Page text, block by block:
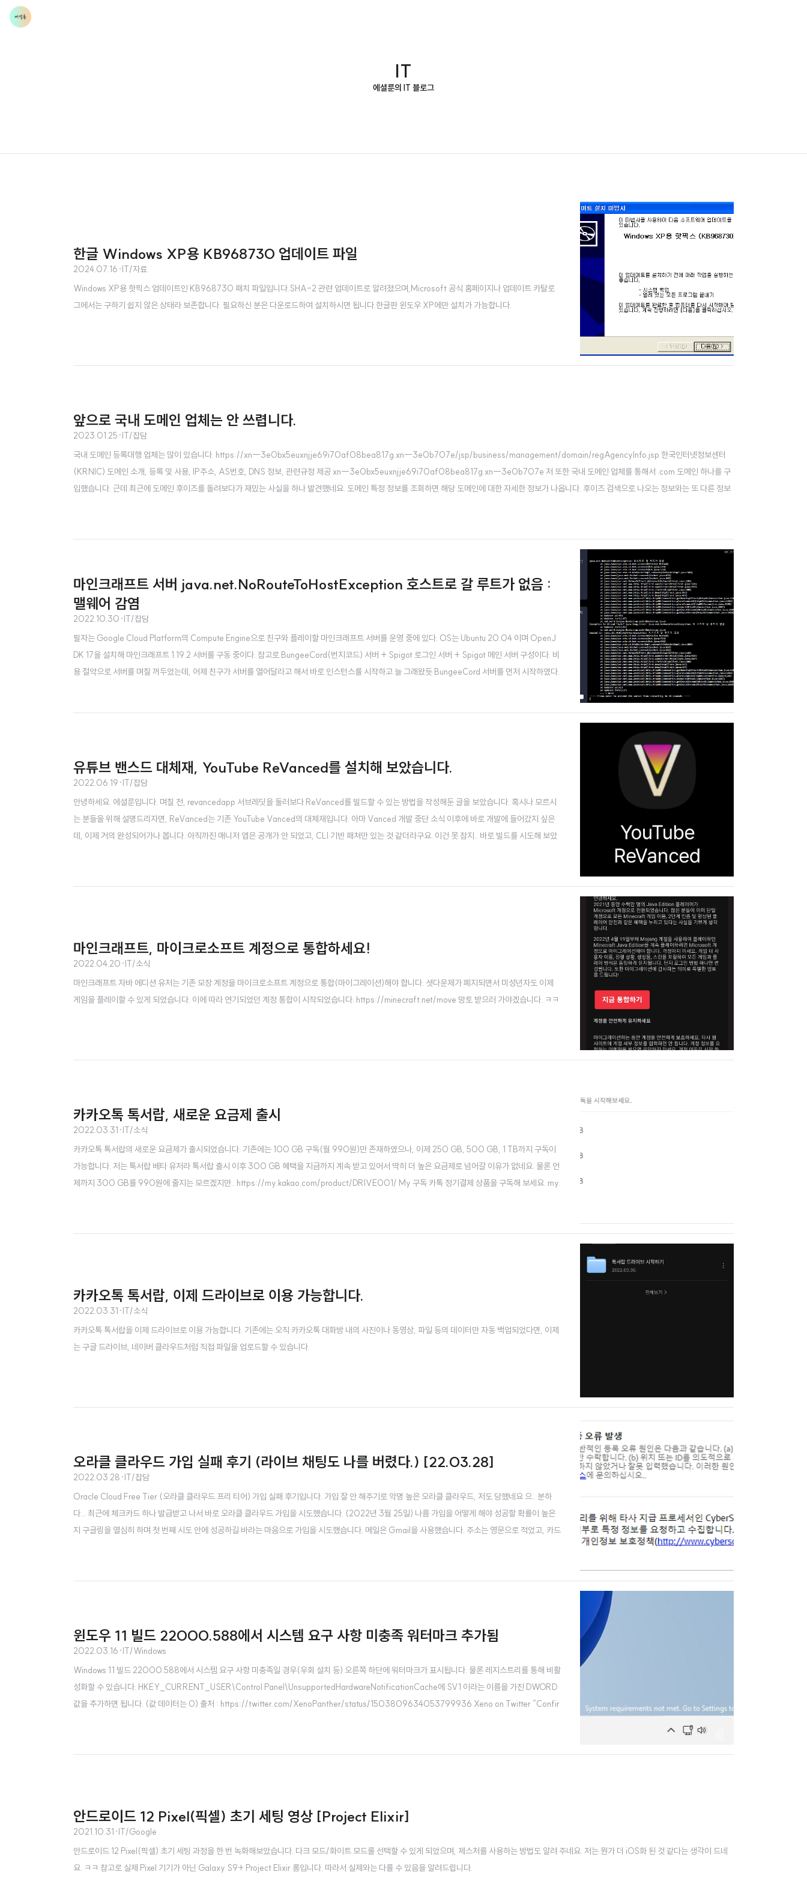
IT
에셜룬의 IT 블로그
한글 Windows XP용 KB968730 업데이트 파일
2024.07.16 ·IT/자료
Windows XP용 핫픽스 업데이트인 KB968730 패치 파일입니다.SHA-2 관련 업데이트로 알려졌으며,Microsoft 공식 홈페이지나 업데이트 카탈로
그에서는 구하기 쉽지 않은 상태라 보존합니다. 필요하신 분은 다운로드하여 설치하시면 됩니다.한글판 윈도우 XP에만 설치가 가능합니다.
앞으로 국내 도메인 업체는 안 쓰렵니다.
2023.01.25 ·IT/잡담
국내 도메인 등록대행 업체는 많이 있습니다. https://xn--3e0bx5euxnjje69i70af08bea817g.xn--3e0b707e/jsp/business/management/domain/regAgencyInfo.jsp 한국인터넷정보센터
(KRNIC) 도메인 소개, 등록 및 사용, IP주소, AS번호, DNS 정보, 관련규정 제공 xn--3e0bx5euxnjje69i70af08bea817g.xn--3e0b707e 저 또한 국내 도메인 업체를 통해서 .com 도메인 하나를 구
입했습니다. 근데 최근에 도메인 후이즈를 돌려보다가 재밌는 사실을 하나 발견했네요. 도메인 특정 정보를 조회하면 해당 도메인에 대한 자세한 정보가 나옵니다. 후이즈 검색으로 나오는 정보와는 또 다른 정보
마인크래프트 서버 java.net.NoRouteToHostException 호스트로 갈 루트가 없음 :
맬웨어 감염
2022.10.30 ·IT/잡담
필자는 Google Cloud Platform의 Compute Engine으로 친구와 플레이할 마인크래프트 서버를 운영 중에 있다. OS는 Ubuntu 20.04 이며 OpenJ
DK 17을 설치해 마인크래프트 1.19.2 서버를 구동 중이다. 참고로 BungeeCord(번지코드) 서버 + Spigot 로그인 서버 + Spigot 메인 서버 구성이다. 비
용 절약으로 서버를 며칠 꺼두었는데, 어제 친구가 서버를 열어달라고 해서 바로 인스턴스를 시작하고 늘 그래왔듯 BungeeCord 서버를 먼저 시작하였다.
유튜브 밴스드 대체재, YouTube ReVanced를 설치해 보았습니다.
2022.06.19 ·IT/잡담
안녕하세요. 에셜룬입니다. 며칠 전, revancedapp 서브레딧을 둘러보다 ReVanced를 빌드할 수 있는 방법을 작성해둔 글을 보았습니다. 혹시나 모르시
는 분들을 위해 설명드리자면, ReVanced는 기존 YouTube Vanced의 대체재입니다. 아마 Vanced 개발 중단 소식 이후에 바로 개발에 들어갔지 싶은
데, 이제 거의 완성되어가나 봅니다. 아직까진 매니저 앱은 공개가 안 되었고, CLI 기반 패쳐만 있는 것 같더라구요. 이건 못 참지.. 바로 빌드를 시도해 보았
마인크래프트, 마이크로소프트 계정으로 통합하세요!
2022.04.20 ·IT/소식
마인크래프트 자바 에디션 유저는 기존 모장 계정을 마이크로소프트 계정으로 통합(마이그레이션)해야 합니다. 셧다운제가 폐지되면서 미성년자도 이제
게임을 플레이할 수 있게 되었습니다. 이에 따라 연기되었던 계정 통합이 시작되었습니다. https://minecraft.net/move 망토 받으러 가야겠습니다. ㅋㅋ
카카오톡 톡서랍, 새로운 요금제 출시
2022.03.31 ·IT/소식
카카오톡 톡서랍의 새로운 요금제가 출시되었습니다. 기존에는 100 GB 구독(월 990원)만 존재하였으나, 이제 250 GB, 500 GB, 1 TB까지 구독이
가능합니다. 저는 톡서랍 베타 유저라 톡서랍 출시 이후 300 GB 혜택을 지금까지 계속 받고 있어서 딱히 더 높은 요금제로 넘어갈 이유가 없네요. 물론 언
제까지 300 GB를 990원에 줄지는 모르겠지만.. https://my.kakao.com/product/DRIVE001/ My 구독 카톡 정기결제 상품을 구독해 보세요. my.
카카오톡 톡서랍, 이제 드라이브로 이용 가능합니다.
2022.03.31 ·IT/소식
카카오톡 톡서랍을 이제 드라이브로 이용 가능합니다. 기존에는 오직 카카오톡 대화방 내의 사진이나 동영상, 파일 등의 데이터만 자동 백업되었다면, 이제
는 구글 드라이브, 네이버 클라우드처럼 직접 파일을 업로드할 수 있습니다.
오라클 클라우드 가입 실패 후기 (라이브 채팅도 나를 버렸다.) [22.03.28]
2022.03.28 ·IT/잡담
Oracle Cloud Free Tier (오라클 클라우드 프리 티어) 가입 실패 후기입니다. 가입 잘 안 해주기로 악명 높은 오라클 클라우드, 저도 당했네요 으.. 분하
다... 최근에 체크카드 하나 발급받고 나서 바로 오라클 클라우드 가입을 시도했습니다. (2022년 3월 25일) 나름 가입을 어떻게 해야 성공할 확률이 높은
지 구글링을 열심히 하며 첫 번째 시도 안에 성공하길 바라는 마음으로 가입을 시도했습니다. 메일은 Gmail을 사용했습니다. 주소는 영문으로 적었고, 카드
윈도우 11 빌드 22000.588에서 시스템 요구 사항 미충족 워터마크 추가됨
2022.03.16 ·IT/Windows
Windows 11 빌드 22000.588에서 시스템 요구 사항 미충족일 경우(우회 설치 등) 오른쪽 하단에 워터마크가 표시됩니다. 물론 레지스트리를 통해 비활
성화할 수 있습니다. HKEY_CURRENT_USER\Control Panel\UnsupportedHardwareNotificationCache에 SV1 이라는 이름을 가진 DWORD
값을 추가하면 됩니다. (값 데이터는 0) 출처 : https://twitter.com/XenoPanther/status/1503809634053799936 Xeno on Twitter “Confir
안드로이드 12 Pixel(픽셀) 초기 세팅 영상 [Project Elixir]
2021.10.31 ·IT/Google
안드로이드 12 Pixel(픽셀) 초기 세팅 과정을 한 번 녹화해보았습니다. 다크 모드/화이트 모드를 선택할 수 있게 되었으며, 제스처를 사용하는 방법도 알려 주네요. 저는 뭔가 더 iOS화 된 것 같다는 생각이 드네
요. ㅋㅋ 참고로 실제 Pixel 기기가 아닌 Galaxy S9+ Project Elixir 롬입니다. 따라서 실제와는 다를 수 있음을 알려드립니다.